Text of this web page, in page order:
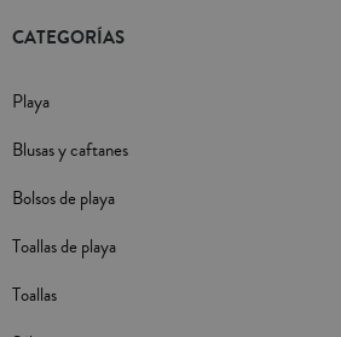
CATEGORÍAS
Playa
Blusas y caftanes
Bolsos de playa
Toallas de playa
Toallas